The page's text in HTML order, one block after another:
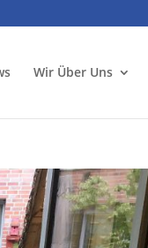
Wir Über Uns